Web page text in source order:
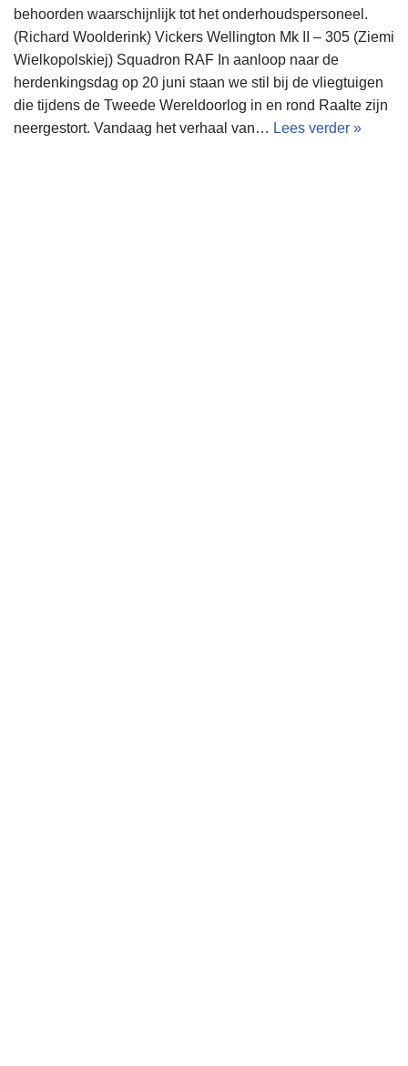
behoorden waarschijnlijk tot het onderhoudspersoneel.
(Richard Woolderink) Vickers Wellington Mk II – 305 (Ziemi
Wielkopolskiej) Squadron RAF In aanloop naar de
herdenkingsdag op 20 juni staan we stil bij de vliegtuigen
die tijdens de Tweede Wereldoorlog in en rond Raalte zijn
neergestort. Vandaag het verhaal van… Lees verder »